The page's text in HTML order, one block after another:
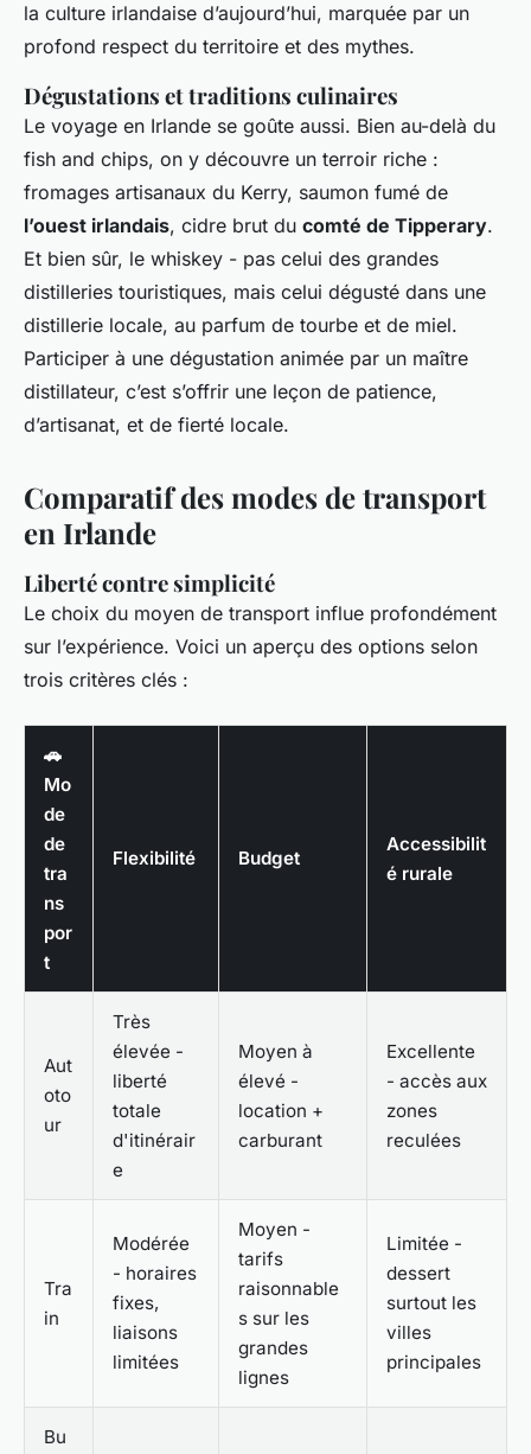
la culture irlandaise d’aujourd’hui, marquée par un
profond respect du territoire et des mythes.
Dégustations et traditions culinaires
Le voyage en Irlande se goûte aussi. Bien au-delà du
fish and chips, on y découvre un terroir riche :
fromages artisanaux du Kerry, saumon fumé de
l’ouest irlandais, cidre brut du comté de Tipperary.
Et bien sûr, le whiskey - pas celui des grandes
distilleries touristiques, mais celui dégusté dans une
distillerie locale, au parfum de tourbe et de miel.
Participer à une dégustation animée par un maître
distillateur, c’est s’offrir une leçon de patience,
d’artisanat, et de fierté locale.
Comparatif des modes de transport
en Irlande
Liberté contre simplicité
Le choix du moyen de transport influe profondément
sur l’expérience. Voici un aperçu des options selon
trois critères clés :
🚗
Mo
de
de
tra
ns
por
t
Flexibilité Budget
Accessibilit
é rurale
Aut
oto
ur
Très
élevée -
liberté
totale
d'itinérair
e
Moyen à
élevé -
location +
carburant
Excellente
- accès aux
zones
reculées
Tra
in
Modérée
- horaires
fixes,
liaisons
limitées
Moyen -
tarifs
raisonnable
s sur les
grandes
lignes
Limitée -
dessert
surtout les
villes
principales
Bu